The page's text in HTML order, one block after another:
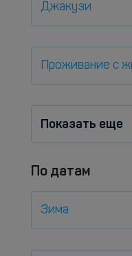
Джакузи
Проживание с
Показать еще
По датам
Зима